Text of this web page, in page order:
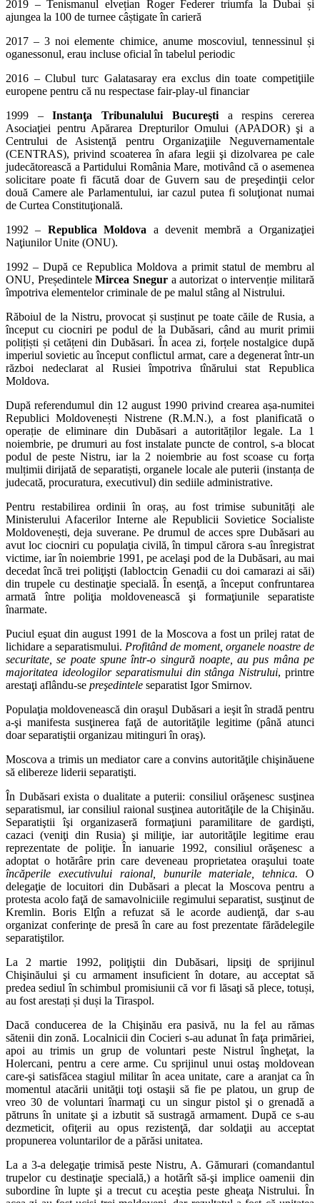
2019 – Tenismanul elvețian Roger Federer triumfa la Dubai și
ajungea la 100 de turnee câștigate în carieră
2017 – 3 noi elemente chimice, anume moscoviul, tennessinul și
oganessonul, erau incluse oficial în tabelul periodic
2016 – Clubul turc Galatasaray era exclus din toate competiţiile
europene pentru că nu respectase fair-play-ul financiar
1999 –Instanţa Tribunalului Bucureştia respins cererea
Asociaţiei pentru Apărarea Drepturilor Omului (APADOR) şi a
Centrului de Asistenţă pentru Organizaţiile Neguvernamentale
(CENTRAS), privind scoaterea în afara legii şi dizolvarea pe cale
judecătorească a Partidului România Mare, motivând că o asemenea
solicitare poate fi făcută doar de Guvern sau de preşedinţii celor
două Camere ale Parlamentului, iar cazul putea fi soluţionat numai
de Curtea Constituţională.
1992 – Republica Moldova a devenit membră a Organizaţiei
Naţiunilor Unite (ONU).
1992 – După ce Republica Moldova a primit statul de membru al
ONU, PreședinteleMircea Snegura autorizat o intervenție militară
împotriva elementelor criminale de pe malul stâng al Nistrului.
Răboiul de la Nistru, provocat și susținut pe toate căile de Rusia, a
început cu ciocniri pe podul de la Dubăsari, când au murit primii
polițiști și cetățeni din Dubăsari. În acea zi, forțele nostalgice după
imperiul sovietic au început conflictul armat, care a degenerat într-un
război nedeclarat al Rusiei împotriva tînărului stat Republica
Moldova.
După referendumul din 12 august 1990 privind crearea așa-numitei
Republici Moldovenești Nistrene (R.M.N.), a fost planificată o
operație de eliminare din Dubăsari a autorităților legale. La 1
noiembrie, pe drumuri au fost instalate puncte de control, s-a blocat
podul de peste Nistru, iar la 2 noiembrie au fost scoase cu forța
mulțimii dirijată de separatiști, organele locale ale puterii (instanța de
judecată, procuratura, executivul) din sediile administrative.
Pentru restabilirea ordinii în oraș, au fost trimise subunități ale
Ministerului Afacerilor Interne ale Republicii Sovietice Socialiste
Moldovenești, deja suverane. Pe drumul de acces spre Dubăsari au
avut loc ciocniri cu populaţia civilă, în timpul cărora s-au înregistrat
victime, iar în noiembrie 1991, pe acelaşi pod de la Dubăsari, au mai
decedat încă trei poliţişti (Iabloctcin Genadii cu doi camarazi ai săi)
din trupele cu destinaţie specială. În esenţă, a început confruntarea
armată între poliţia moldovenească şi formaţiunile separatiste
înarmate.
Puciul eşuat din august 1991 de la Moscova a fost un prilej ratat de
lichidare a separatismului. Profitând de moment, organele noastre de
securitate, se poate spune într-o singură noapte, au pus mâna pe
majoritatea ideologilor separatismului din stânga Nistrului, printre
arestaţi aflându-se preşedintele separatist Igor Smirnov.
Populaţia moldovenească din oraşul Dubăsari a ieşit în stradă pentru
a-şi manifesta susţinerea faţă de autorităţile legitime (până atunci
doar separatiştii organizau mitinguri în oraş).
Moscova a trimis un mediator care a convins autorităţile chişinăuene
să elibereze liderii separatişti.
În Dubăsari exista o dualitate a puterii: consiliul orăşenesc susţinea
separatismul, iar consiliul raional susţinea autorităţile de la Chişinău.
Separatiştii îşi organizaseră formaţiuni paramilitare de gardişti,
cazaci (veniţi din Rusia) şi miliţie, iar autorităţile legitime erau
reprezentate de poliţie. În ianuarie 1992, consiliul orăşenesc a
adoptat o hotărâre prin care deveneau proprietatea oraşului toate
încăperile executivului raional, bunurile materiale, tehnica. O
delegaţie de locuitori din Dubăsari a plecat la Moscova pentru a
protesta acolo faţă de samavolniciile regimului separatist, susţinut de
Kremlin. Boris Elţîn a refuzat să le acorde audienţă, dar s-au
organizat conferinţe de presă în care au fost prezentate fărădelegile
separatiştilor.
La 2 martie 1992, poliţiştii din Dubăsari, lipsiţi de sprijinul
Chişinăului şi cu armament insuficient în dotare, au acceptat să
predea sediul în schimbul promisiunii că vor fi lăsaţi să plece, totuși,
au fost arestați și duși la Tiraspol.
Dacă conducerea de la Chişinău era pasivă, nu la fel au rămas
sătenii din zonă. Localnicii din Cocieri s-au adunat în faţa primăriei,
apoi au trimis un grup de voluntari peste Nistrul îngheţat, la
Holercani, pentru a cere arme. Cu sprijinul unui ostaş moldovean
care-şi satisfăcea stagiul militar în acea unitate, care a aranjat ca în
momentul atacării unităţii toţi ostaşii să fie pe platou, un grup de
vreo 30 de voluntari înarmaţi cu un singur pistol şi o grenadă a
pătruns în unitate şi a izbutit să sustragă armament. După ce s-au
dezmeticit, ofiţerii au opus rezistenţă, dar soldaţii au acceptat
propunerea voluntarilor de a părăsi unitatea.
La a 3-a delegaţie trimisă peste Nistru, A. Gămurari (comandantul
trupelor cu destinaţie specială,) a hotărît să-şi implice oamenii din
subordine în lupte şi a trecut cu aceştia peste gheaţa Nistrului. În